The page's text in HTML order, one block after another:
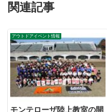
関連記事
アウトドアイベント情報
モンテローザ陸上教室の開